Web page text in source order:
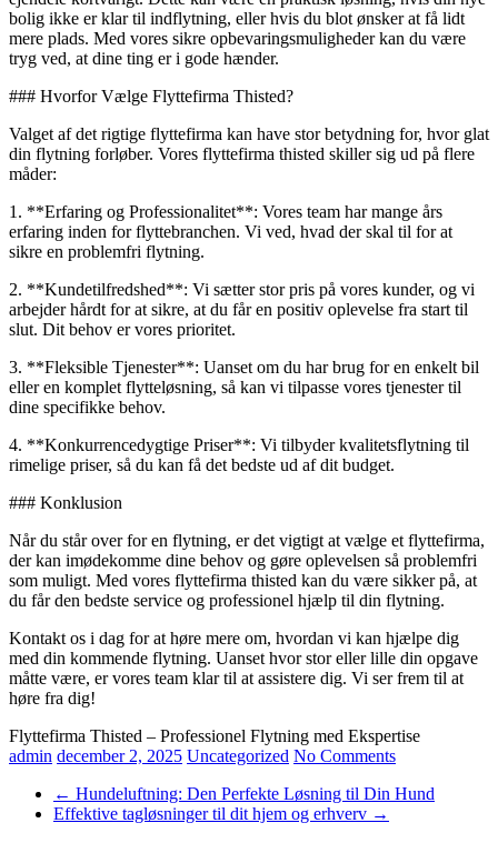
bolig ikke er klar til indflytning, eller hvis du blot ønsker at få lidt
mere plads. Med vores sikre opbevaringsmuligheder kan du være
tryg ved, at dine ting er i gode hænder.
### Hvorfor Vælge Flyttefirma Thisted?
Valget af det rigtige flyttefirma kan have stor betydning for, hvor glat
din flytning forløber. Vores flyttefirma thisted skiller sig ud på flere
måder:
1. **Erfaring og Professionalitet**: Vores team har mange års
erfaring inden for flyttebranchen. Vi ved, hvad der skal til for at
sikre en problemfri flytning.
2. **Kundetilfredshed**: Vi sætter stor pris på vores kunder, og vi
arbejder hårdt for at sikre, at du får en positiv oplevelse fra start til
slut. Dit behov er vores prioritet.
3. **Fleksible Tjenester**: Uanset om du har brug for en enkelt bil
eller en komplet flytteløsning, så kan vi tilpasse vores tjenester til
dine specifikke behov.
4. **Konkurrencedygtige Priser**: Vi tilbyder kvalitetsflytning til
rimelige priser, så du kan få det bedste ud af dit budget.
### Konklusion
Når du står over for en flytning, er det vigtigt at vælge et flyttefirma,
der kan imødekomme dine behov og gøre oplevelsen så problemfri
som muligt. Med vores flyttefirma thisted kan du være sikker på, at
du får den bedste service og professionel hjælp til din flytning.
Kontakt os i dag for at høre mere om, hvordan vi kan hjælpe dig
med din kommende flytning. Uanset hvor stor eller lille din opgave
måtte være, er vores team klar til at assistere dig. Vi ser frem til at
høre fra dig!
Flyttefirma Thisted – Professionel Flytning med Ekspertise
admin december 2, 2025 Uncategorized No Comments
← Hundeluftning: Den Perfekte Løsning til Din Hund
Effektive tagløsninger til dit hjem og erhverv →